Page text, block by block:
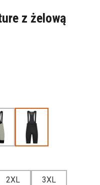
z żelową
2XL 3XL